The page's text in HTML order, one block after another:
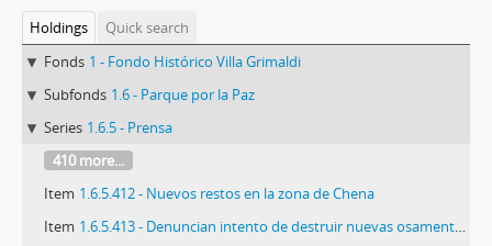
Holdings
Quick search
Fonds 1 - Fondo Histórico Villa Grimaldi
Subfonds 1.6 - Parque por la Paz
Series 1.6.5 - Prensa
410 more...
Item 1.6.5.412 - Nuevos restos en la zona de Chena
Item 1.6.5.413 - Denuncian intento de destruir nuevas osamentas en Escuela de Infanteria